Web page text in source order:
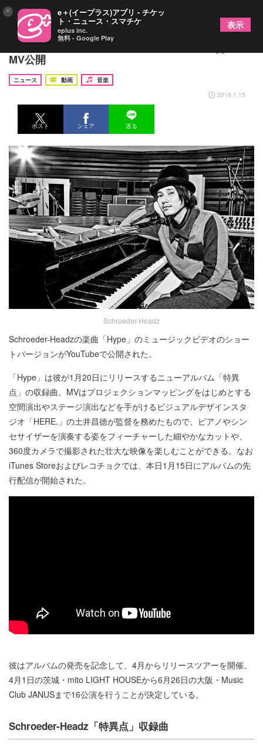
Schroeder-Headz、360度カメラ撮影の「Hype」
MV公開
ニュース 動画
音楽
2016.1.15
ポスト シェア 送る
Schroeder-Headz
Schroeder-Headzの楽曲「Hype」のミュージックビデオのショー
トバージョンがYouTubeで公開された。
「Hype」は彼が1月20日にリリースするニューアルバム「特異
点」の収録曲。MVはプロジェクションマッピングをはじめとする
空間演出やステージ演出などを手がけるビジュアルデザインスタ
ジオ「HERE.」の土井昌徳が監督を務めたもので、ピアノやシン
セサイザーを演奏する姿をフィーチャーした細やかなカットや、
360度カメラで撮影された壮大な映像を楽しむことができる。なお
iTunes Storeおよびレコチョクでは、本日1月15日にアルバムの先
行配信が開始された。
彼はアルバムの発売を記念して、4月からリリースツアーを開催。
4月1日の茨城・mito LIGHT HOUSEから6月26日の大阪・Music
Club JANUSまで16公演を行うことが決定している。
Schroeder-Headz「特異点」収録曲
× e＋(イープラス)アプリ - チケッ
ト・ニュース・スマチケ
eplus inc.
無料 - Google Play
表示